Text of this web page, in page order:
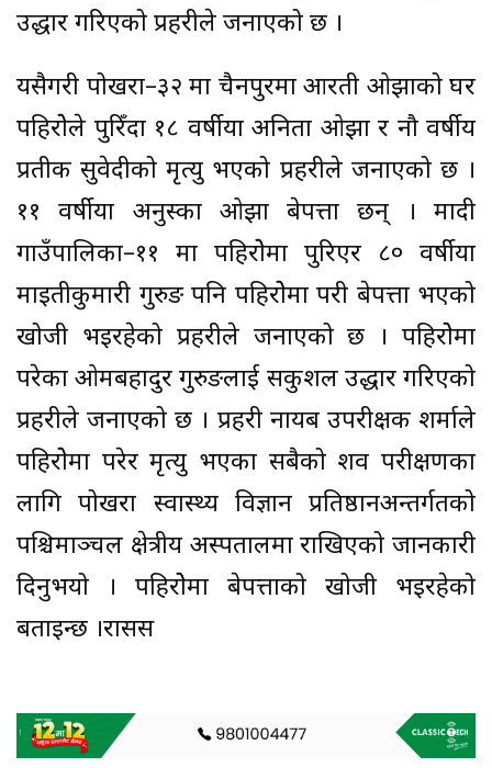
उद्धार गरिएको प्रहरीले जनाएको छ ।
यसैगरी पोखरा–३२ मा चैनपुरमा आरती ओझाको घर
पहिरोेले पुरिँदा १८ वर्षीया अनिता ओझा र नौ वर्षीय
प्रतीक सुवेदीको मृत्यु भएको प्रहरीले जनाएको छ ।
११ वर्षीया अनुस्का ओझा बेपत्ता छन् । मादी
गाउँपालिका–११ मा पहिरोेमा पुरिएर ८० वर्षीया
माइतीकुमारी गुरुङ पनि पहिरोेमा परी बेपत्ता भएको
खोजी भइरहेको प्रहरीले जनाएको छ । पहिरोेमा
परेका ओमबहादुर गुरुङलाई सकुशल उद्धार गरिएको
प्रहरीले जनाएको छ । प्रहरी नायब उपरीक्षक शर्माले
पहिरोेमा परेर मृत्यु भएका सबैको शव परीक्षणका
लागि पोखरा स्वास्थ्य विज्ञान प्रतिष्ठानअन्तर्गतको
पश्चिमाञ्चल क्षेत्रीय अस्पतालमा राखिएको जानकारी
दिनुभयो । पहिरोेमा बेपत्ताको खोजी भइरहेको
बताइन्छ ।रासस